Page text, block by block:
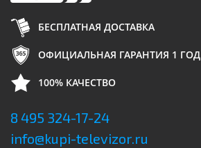
БЕСПЛАТНАЯ ДОСТАВКА
ОФИЦИАЛЬНАЯ ГАРАНТИЯ 1 ГОД
100% КАЧЕСТВО
8 495 324-17-24
info@kupi-televizor.ru